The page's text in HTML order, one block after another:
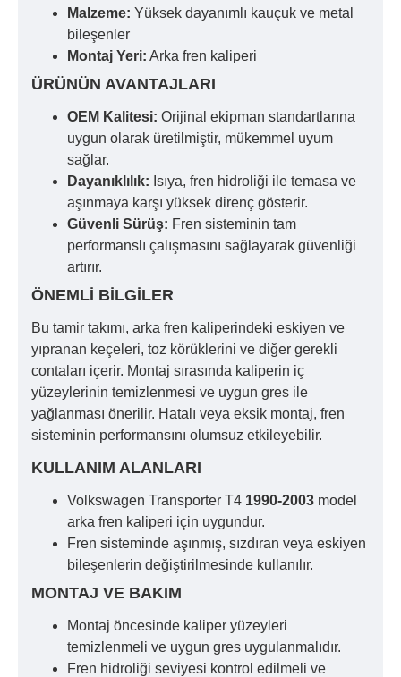
Malzeme: Yüksek dayanımlı kauçuk ve metal
bileşenler
Montaj Yeri: Arka fren kaliperi
ÜRÜNÜN AVANTAJLARI
OEM Kalitesi: Orijinal ekipman standartlarına
uygun olarak üretilmiştir, mükemmel uyum
sağlar.
Dayanıklılık: Isıya, fren hidroliği ile temasa ve
aşınmaya karşı yüksek direnç gösterir.
Güvenli Sürüş: Fren sisteminin tam
performanslı çalışmasını sağlayarak güvenliği
artırır.
ÖNEMLI BILGILER
Bu tamir takımı, arka fren kaliperindeki eskiyen ve
yıpranan keçeleri, toz körüklerini ve diğer gerekli
contaları içerir. Montaj sırasında kaliperin iç
yüzeylerinin temizlenmesi ve uygun gres ile
yağlanması önerilir. Hatalı veya eksik montaj, fren
sisteminin performansını olumsuz etkileyebilir.
KULLANIM ALANLARI
Volkswagen Transporter T4 1990-2003 model
arka fren kaliperi için uygundur.
Fren sisteminde aşınmış, sızdıran veya eskiyen
bileşenlerin değiştirilmesinde kullanılır.
MONTAJ VE BAKIM
Montaj öncesinde kaliper yüzeyleri
temizlenmeli ve uygun gres uygulanmalıdır.
Fren hidroliği seviyesi kontrol edilmeli ve